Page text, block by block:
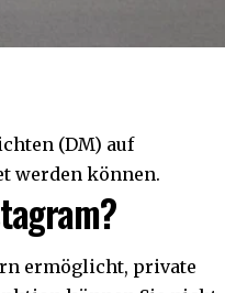
(DM) auf
werden können.
ermöglicht, private